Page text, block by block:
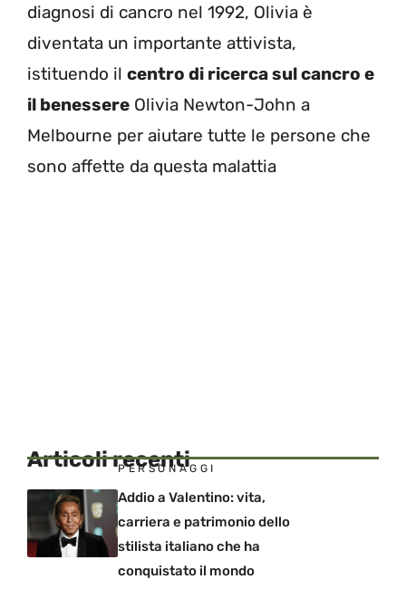
diagnosi di cancro nel 1992, Olivia è
diventata un importante attivista,
istituendo il centro di ricerca sul cancro e
il benessere Olivia Newton-John a
Melbourne per aiutare tutte le persone che
sono affette da questa malattia
Articoli recenti
PERSONAGGI
Addio a Valentino: vita,
carriera e patrimonio dello
stilista italiano che ha
conquistato il mondo